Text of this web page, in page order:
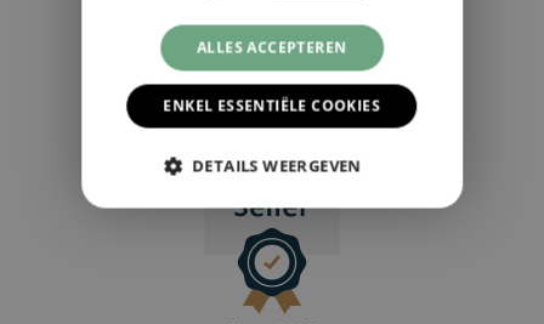
ALLES ACCEPTEREN
ENKEL ESSENTIËLE COOKIES
DETAILS WEERGEVEN